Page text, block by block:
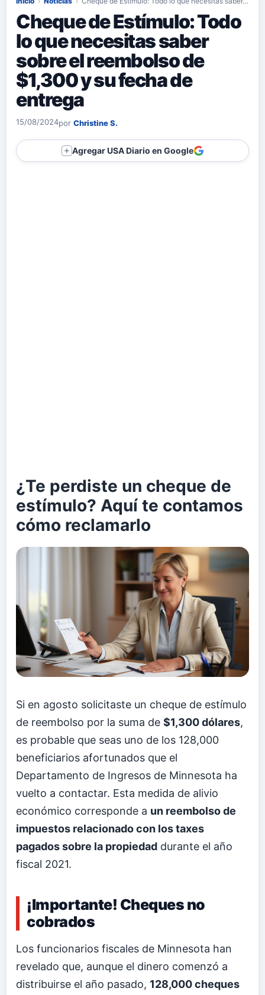
Cheque de Estímulo: Todo
lo que necesitas saber
sobre el reembolso de
$1,300 y su fecha de
entrega
15/08/2024por Christine S.
＋ Agregar USA Diario en Google
¿Te perdiste un cheque de
estímulo? Aquí te contamos
cómo reclamarlo
Si en agosto solicitaste un cheque de estímulo
de reembolso por la suma de $1,300 dólares,
es probable que seas uno de los 128,000
beneficiarios afortunados que el
Departamento de Ingresos de Minnesota ha
vuelto a contactar. Esta medida de alivio
económico corresponde a un reembolso de
impuestos relacionado con los taxes
pagados sobre la propiedad durante el año
fiscal 2021.
¡Importante! Cheques no
cobrados
Los funcionarios fiscales de Minnesota han
revelado que, aunque el dinero comenzó a
distribuirse el año pasado, 128,000 cheques